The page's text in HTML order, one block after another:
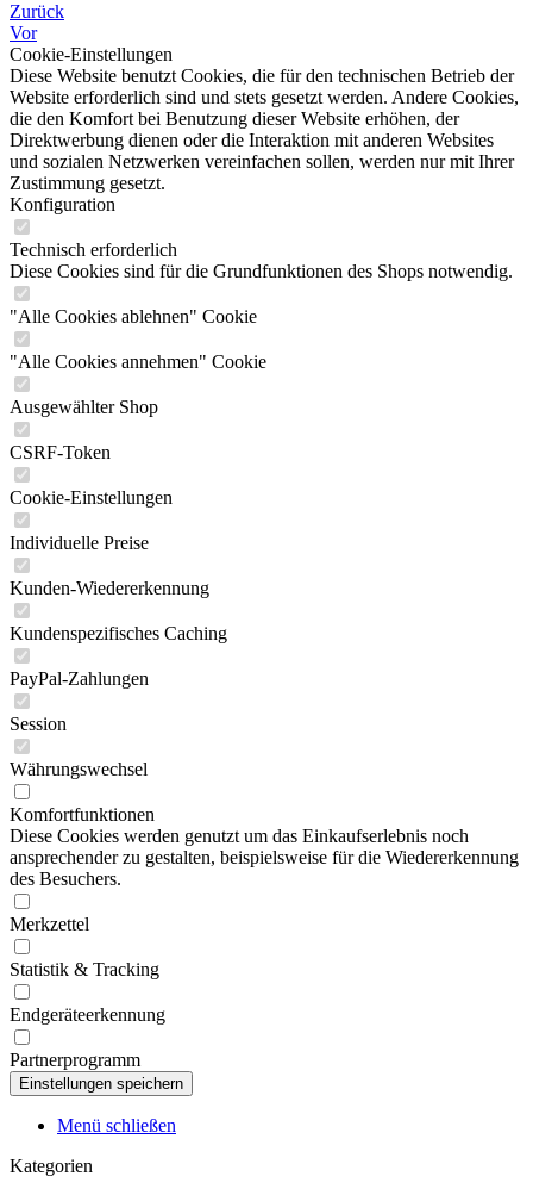
Zurück
Vor
Cookie-Einstellungen
Diese Website benutzt Cookies, die für den technischen Betrieb der
Website erforderlich sind und stets gesetzt werden. Andere Cookies,
die den Komfort bei Benutzung dieser Website erhöhen, der
Direktwerbung dienen oder die Interaktion mit anderen Websites
und sozialen Netzwerken vereinfachen sollen, werden nur mit Ihrer
Zustimmung gesetzt.
Konfiguration
Technisch erforderlich
Diese Cookies sind für die Grundfunktionen des Shops notwendig.
"Alle Cookies ablehnen" Cookie
"Alle Cookies annehmen" Cookie
Ausgewählter Shop
CSRF-Token
Cookie-Einstellungen
Individuelle Preise
Kunden-Wiedererkennung
Kundenspezifisches Caching
PayPal-Zahlungen
Session
Währungswechsel
Komfortfunktionen
Diese Cookies werden genutzt um das Einkaufserlebnis noch
ansprechender zu gestalten, beispielsweise für die Wiedererkennung
des Besuchers.
Merkzettel
Statistik & Tracking
Endgeräteerkennung
Partnerprogramm
Menü schließen
Kategorien